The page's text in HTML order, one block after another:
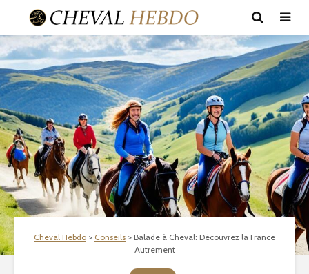
Cheval Hebdo > Conseils > Balade à Cheval: Découvrez la France
Autrement